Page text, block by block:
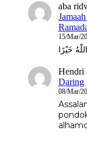
aba
15/Mar/
خَيْرًا
Hendri
Daring
08/Mar/